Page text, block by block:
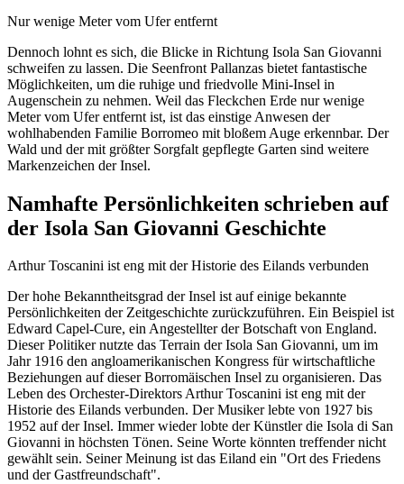
Nur wenige Meter vom Ufer entfernt
Dennoch lohnt es sich, die Blicke in Richtung Isola San Giovanni
schweifen zu lassen. Die Seenfront Pallanzas bietet fantastische
Möglichkeiten, um die ruhige und friedvolle Mini-Insel in
Augenschein zu nehmen. Weil das Fleckchen Erde nur wenige
Meter vom Ufer entfernt ist, ist das einstige Anwesen der
wohlhabenden Familie Borromeo mit bloßem Auge erkennbar. Der
Wald und der mit größter Sorgfalt gepflegte Garten sind weitere
Markenzeichen der Insel.
Namhafte Persönlichkeiten schrieben auf
der Isola San Giovanni Geschichte
Arthur Toscanini ist eng mit der Historie des Eilands verbunden
Der hohe Bekanntheitsgrad der Insel ist auf einige bekannte
Persönlichkeiten der Zeitgeschichte zurückzuführen. Ein Beispiel ist
Edward Capel-Cure, ein Angestellter der Botschaft von England.
Dieser Politiker nutzte das Terrain der Isola San Giovanni, um im
Jahr 1916 den angloamerikanischen Kongress für wirtschaftliche
Beziehungen auf dieser Borromäischen Insel zu organisieren. Das
Leben des Orchester-Direktors Arthur Toscanini ist eng mit der
Historie des Eilands verbunden. Der Musiker lebte von 1927 bis
1952 auf der Insel. Immer wieder lobte der Künstler die Isola di San
Giovanni in höchsten Tönen. Seine Worte könnten treffender nicht
gewählt sein. Seiner Meinung ist das Eiland ein "Ort des Friedens
und der Gastfreundschaft".